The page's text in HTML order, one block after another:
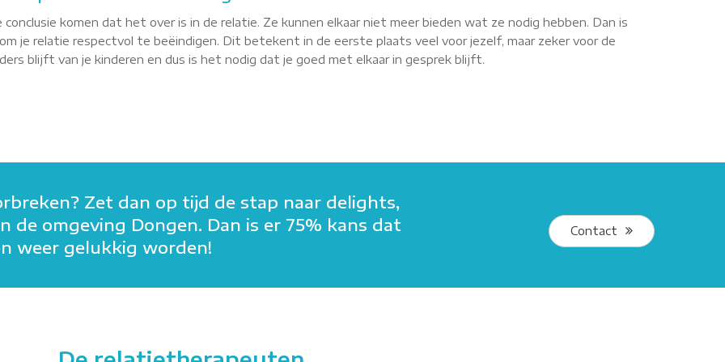
komen dat het over is in de relatie. Ze kunnen elkaar niet meer bieden wat ze nodig hebben. Dan is
je relatie respectvol te beëindigen. Dit betekent in de eerste plaats veel voor jezelf, maar zeker voor de
blijft van je kinderen en dus is het nodig dat je goed met elkaar in gesprek blijft.
Zet dan op tijd de stap naar delights,
de omgeving Dongen. Dan is er 75% kans dat
weer gelukkig worden!
Contact